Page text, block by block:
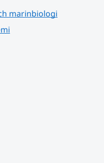
marinbiologi